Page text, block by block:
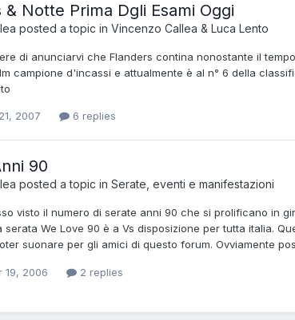
& Notte Prima Dgli Esami Oggi
posted a topic in Vincenzo Callea & Luca Lento
di anunciarvi che Flanders contina nonostante il
campione d'incassi e attualmente è al n° 6 della
2007 6 replies
90
posted a topic in Serate, eventi e manifestazioni
visto il numero di serate anni 90 che si prolificano in
serata We Love 90 è a Vs disposizione per tutta italia.
suonare per gli amici di questo forum. Ovviamente
19, 2006 2 replies